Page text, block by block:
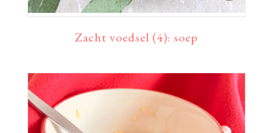
Zacht voedsel (4): soep